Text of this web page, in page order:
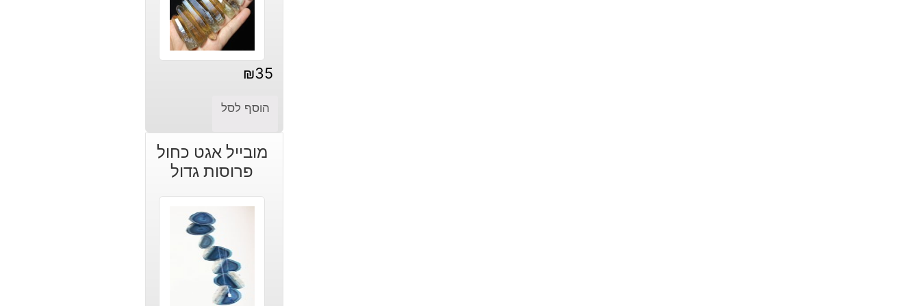
₪35
הוסף לסל
מובייל אגט כחול
פרוסות גדול